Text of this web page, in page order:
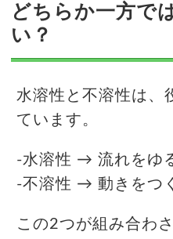
どちらか一方で
い？
水溶性と不溶性は、
ています。
-水溶性 → 流れをゆ
-不溶性 → 動きをつ
この2つが組み合わ